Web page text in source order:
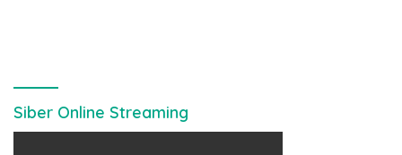
Siber Online Streaming